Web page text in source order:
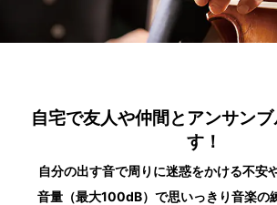
自宅で友人や仲間とアンサン
す！
自分の出す音で周りに迷惑をかける不安
音量（最大100dB）で思いっきり音楽の